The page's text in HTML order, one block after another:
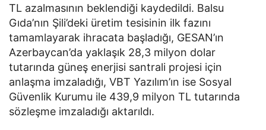
TL azalmasının beklendiği kaydedildi. Balsu
Gıda’nın Şili’deki üretim tesisinin ilk fazını
tamamlayarak ihracata başladığı, GESAN’ın
Azerbaycan’da yaklaşık 28,3 milyon dolar
tutarında güneş enerjisi santrali projesi için
anlaşma imzaladığı, VBT Yazılım’ın ise Sosyal
Güvenlik Kurumu ile 439,9 milyon TL tutarında
sözleşme imzaladığı aktarıldı.